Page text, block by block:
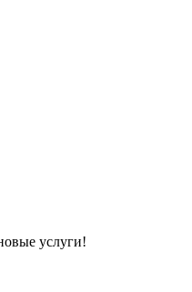
услуги!